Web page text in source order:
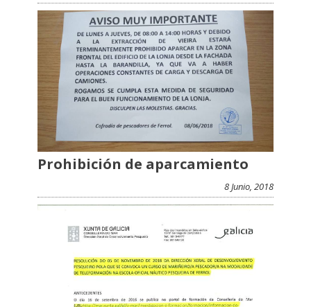
Prohibición de aparcamiento
8 Junio, 2018